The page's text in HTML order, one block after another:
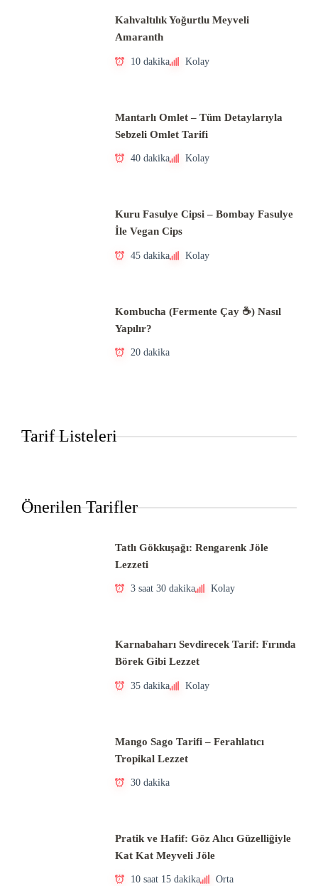
Kahvaltılık Yoğurtlu Meyveli
Amaranth
10 dakika Kolay
Mantarlı Omlet – Tüm Detaylarıyla
Sebzeli Omlet Tarifi
40 dakika Kolay
Kuru Fasulye Cipsi – Bombay Fasulye
İle Vegan Cips
45 dakika Kolay
Kombucha (Fermente Çay ☕) Nasıl
Yapılır?
20 dakika
Tarif Listeleri
Önerilen Tarifler
Tatlı Gökkuşağı: Rengarenk Jöle
Lezzeti
3 saat 30 dakika Kolay
Karnabaharı Sevdirecek Tarif: Fırında
Börek Gibi Lezzet
35 dakika Kolay
Mango Sago Tarifi – Ferahlatıcı
Tropikal Lezzet
30 dakika
Pratik ve Hafif: Göz Alıcı Güzelliğiyle
Kat Kat Meyveli Jöle
10 saat 15 dakika Orta